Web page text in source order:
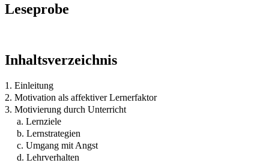
Leseprobe
Inhaltsverzeichnis
1. Einleitung
2. Motivation als affektiver Lernerfaktor
3. Motivierung durch Unterricht
a. Lernziele
b. Lernstrategien
c. Umgang mit Angst
d. Lehrverhalten